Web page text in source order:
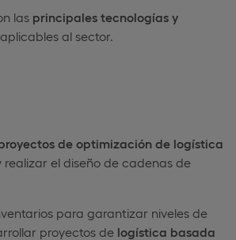
las principales tecnologías y
aplicables al sector.
de optimización de logística
realizar el diseño de cadenas de
para garantizar niveles de
proyectos de logística basada